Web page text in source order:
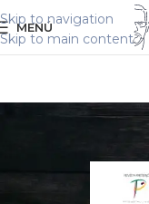
Skip to navigation
Skip to main content
MENÚ